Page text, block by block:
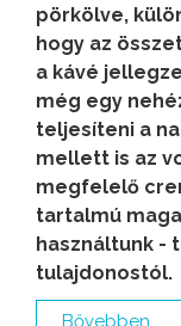
pörkölve,
hogy az
a kávé
még egy
teljesíteni a
mellett is az
megfelelő
tartalmú
használtunk -
tulajdonostól.
Bővebben...